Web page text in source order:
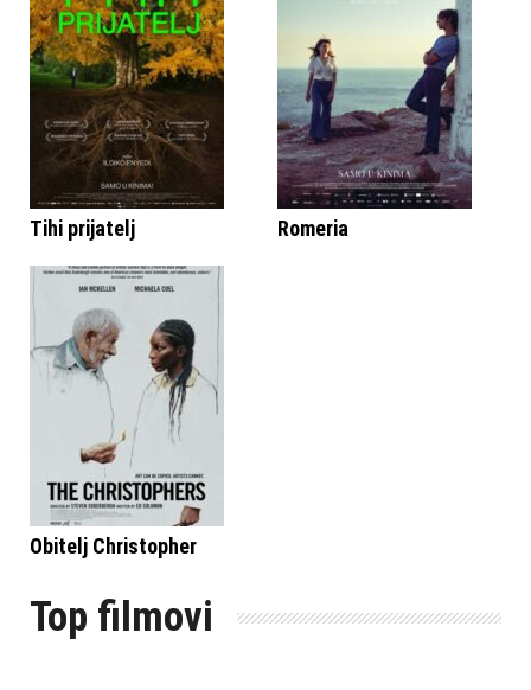
Tihi prijatelj Romeria
Obitelj Christopher
Top filmovi